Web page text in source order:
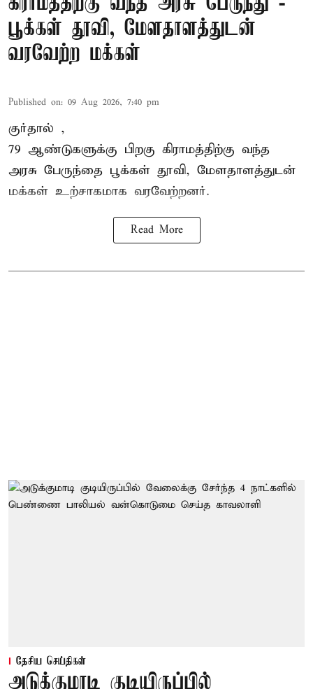
பூக்கள் தூவி, மேளதாளத்துடன்
வரவேற்ற மக்கள்
Published on: 09 Aug 2026, 7:40 pm
குர்தால் ,
79 ஆண்டுகளுக்கு பிறகு கிராமத்திற்கு வந்த
அரசு பேருந்தை பூக்கள் தூவி, மேளதாளத்துடன்
மக்கள் உற்சாகமாக வரவேற்றனர்.
Read More
தேசிய செய்திகள்
அடுக்குமாடி குடியிருப்பில்